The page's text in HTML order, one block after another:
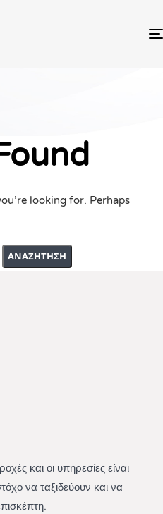
looking for. Perhaps
και οι υπηρεσίες είναι
να ταξιδεύουν και να